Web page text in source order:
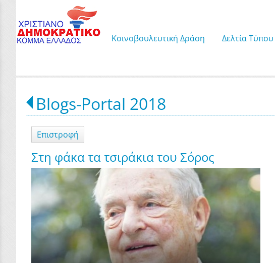
Κοινοβουλευτική Δράση Δελτία Τύπου
Blogs-Portal 2018
Επιστροφή
Στη φάκα τα τσιράκια του Σόρος